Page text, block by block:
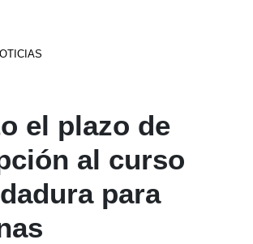
el plazo de
al curso
para